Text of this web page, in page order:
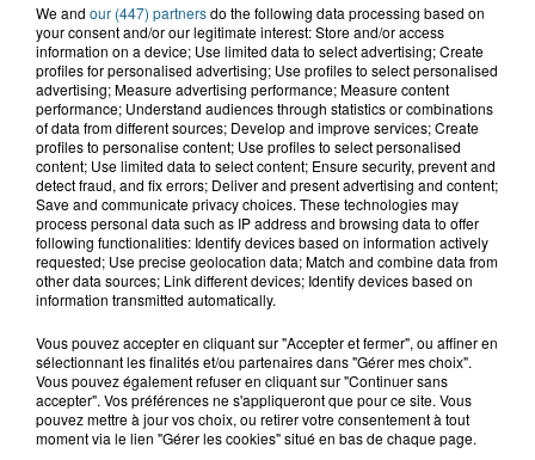
12h30
Basket : Gravelines-Dunkerque va commencer
sa saison par du lourd
10h51
Outreau : un adolescent de 15 ans
victime d'un accident de trottinette
9h14
Des soucis sur les routes entre
Herzeele et Wormhout à partir de ce...
9h03
We and our (447) partnersdo the following data processing based on
your consent and/or our legitimate interest: Store and/or access
information on a device; Use limited data to select advertising; Create
profiles for personalised advertising; Use profiles to select personalised
advertising; Measure advertising performance; Measure content
performance; Understand audiences through statistics or combinations
of data from different sources; Develop and improve services; Create
profiles to personalise content; Use profiles to select personalised
content; Use limited data to select content; Ensure security, prevent and
detect fraud, and fix errors; Deliver and present advertising and content;
Save and communicate privacy choices. These technologies may
process personal data such as IP address and browsing data to offer
following functionalities: Identify devices based on information actively
requested; Use precise geolocation data; Match and combine data from
other data sources; Link different devices; Identify devices based on
information transmitted automatically.
Vous pouvez accepter en cliquant sur "Accepter et fermer", ou affiner en
sélectionnant les finalités et/ou partenaires dans "Gérer mes choix".
Vous pouvez également refuser en cliquant sur "Continuer sans
accepter". Vos préférences ne s'appliqueront que pour ce site. Vous
pouvez mettre à jour vos choix, ou retirer votre consentement à tout
moment via le lien "Gérer les cookies" situé en bas de chaque page.